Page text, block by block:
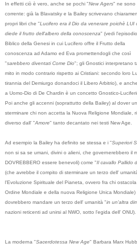
In effetti ciò è vero, anche se pochi "New Agers" ne sono
corrente: già la Blavatsky e la Bailey scrivevano
propri libri che "Lucifero era il Dio da venerare poichè LUI
diede il frutto dell'albero della conoscenza" (vedi l'episodio
Biblico della Genesi in cui Lucifero offre il Frutto della
conoscenza ad Adamo ed Eva promettendogli che così
"sarebbero diventati Come Dio"; gli Gnostici interpretano
mito in modo contrario rispetto ai Cristiani: secondo loro
tirannia del Demiurgo donandoci il Libero Arbitrio), e
a Uomo-Dio di De Chardin è un concetto Gnostico-
Poi anche gli accenni (soprattutto della Bailey) al dover
sterminare chi non accetta la Nuova Religione Mondiale,
diverso dall' "Amore" tanto decantato nei testi New Age.
Ad esempio la Bailey ha definito se stessa e i "Superiori
non si sa se umani, divini o alieni, che governerebbero il
DOVREBBERO essere benevoli) come "Il cavallo Pallido
(che avrebbe il compito di sterminare un terzo dell'
l'Evoluzione Spirituale del Pianeta, ovvero fra chi
Ordine Mondiale e della nuova Religione Unica
dovrebbero mandare un terzo dell' umanità "in un'altra
nazioni reticenti ad unirsi al NWO, sotto l'egida dell' ONU).
La moderna "Sacerdotessa New Age" Barbara Marx